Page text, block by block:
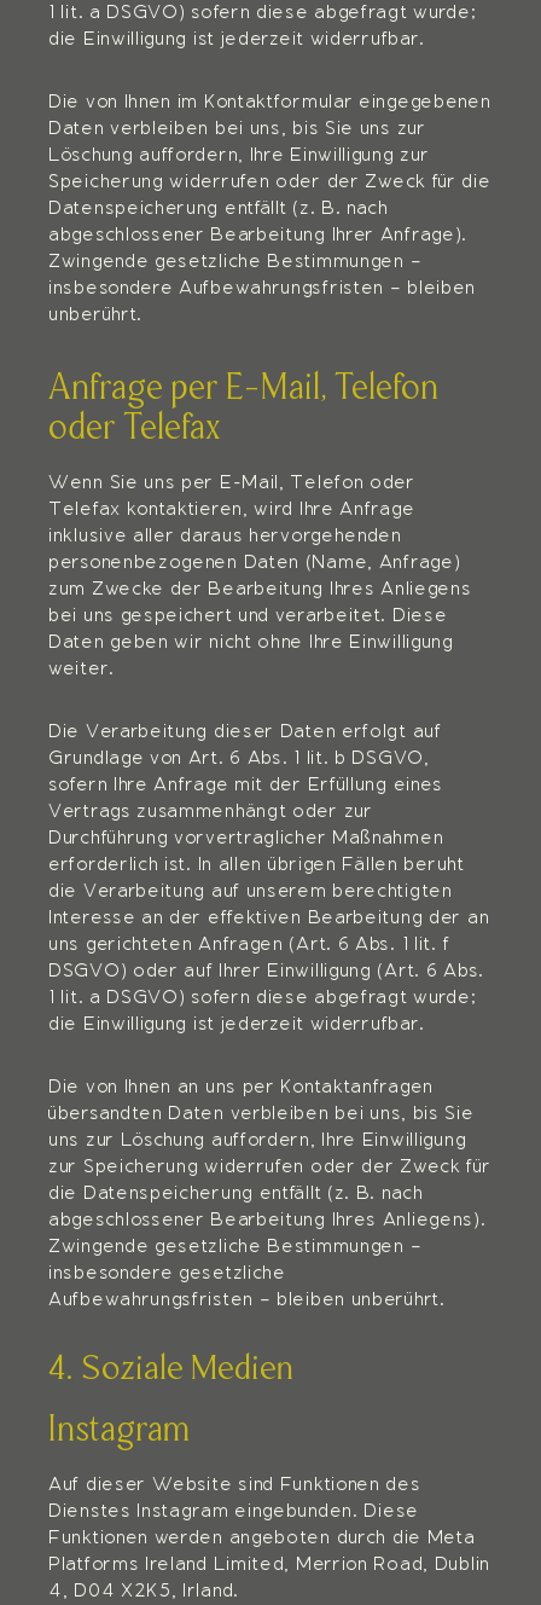
1 lit. a DSGVO) sofern diese abgefragt wurde;
die Einwilligung ist jederzeit widerrufbar.
Die von Ihnen im Kontaktformular eingegebenen
Daten verbleiben bei uns, bis Sie uns zur
Löschung auffordern, Ihre Einwilligung zur
Speicherung widerrufen oder der Zweck für die
Datenspeicherung entfällt (z. B. nach
abgeschlossener Bearbeitung Ihrer Anfrage).
Zwingende gesetzliche Bestimmungen –
insbesondere Aufbewahrungsfristen – bleiben
unberührt.
Anfrage per E-Mail, Telefon
oder Telefax
Wenn Sie uns per E-Mail, Telefon oder
Telefax kontaktieren, wird Ihre Anfrage
inklusive aller daraus hervorgehenden
personenbezogenen Daten (Name, Anfrage)
zum Zwecke der Bearbeitung Ihres Anliegens
bei uns gespeichert und verarbeitet. Diese
Daten geben wir nicht ohne Ihre Einwilligung
weiter.
Die Verarbeitung dieser Daten erfolgt auf
Grundlage von Art. 6 Abs. 1 lit. b DSGVO,
sofern Ihre Anfrage mit der Erfüllung eines
Vertrags zusammenhängt oder zur
Durchführung vorvertraglicher Maßnahmen
erforderlich ist. In allen übrigen Fällen beruht
die Verarbeitung auf unserem berechtigten
Interesse an der effektiven Bearbeitung der an
uns gerichteten Anfragen (Art. 6 Abs. 1 lit. f
DSGVO) oder auf Ihrer Einwilligung (Art. 6 Abs.
1 lit. a DSGVO) sofern diese abgefragt wurde;
die Einwilligung ist jederzeit widerrufbar.
Die von Ihnen an uns per Kontaktanfragen
übersandten Daten verbleiben bei uns, bis Sie
uns zur Löschung auffordern, Ihre Einwilligung
zur Speicherung widerrufen oder der Zweck für
die Datenspeicherung entfällt (z. B. nach
abgeschlossener Bearbeitung Ihres Anliegens).
Zwingende gesetzliche Bestimmungen –
insbesondere gesetzliche
Aufbewahrungsfristen – bleiben unberührt.
4. Soziale Medien
Instagram
Auf dieser Website sind Funktionen des
Dienstes Instagram eingebunden. Diese
Funktionen werden angeboten durch die Meta
Platforms Ireland Limited, Merrion Road, Dublin
4, D04 X2K5, Irland.